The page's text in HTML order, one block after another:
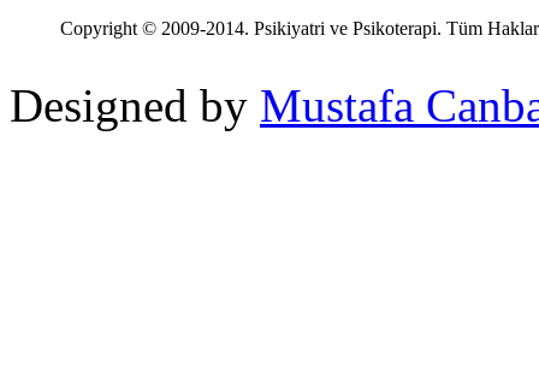
Copyright © 2009-2014. Psikiyatri ve Psikoterapi. Tüm Hakları
Designed by Mustafa